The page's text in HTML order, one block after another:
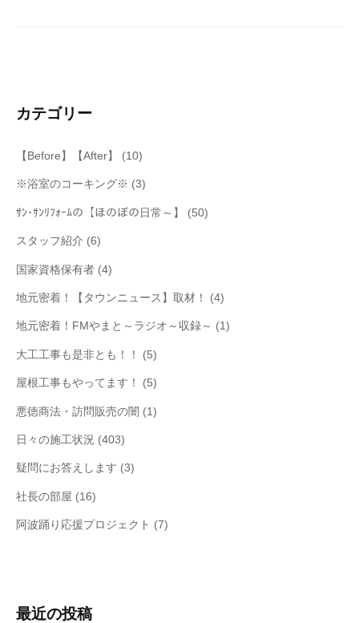
カテゴリー
【Before】【After】 (10)
※浴室のコーキング※ (3)
ｻﾝ･ｻﾝﾘﾌｫｰﾑの【ほのぼの日常～】 (50)
スタッフ紹介 (6)
国家資格保有者 (4)
地元密着！【タウンニュース】取材！ (4)
地元密着！FMやまと～ラジオ～収録～ (1)
大工工事も是非とも！！ (5)
屋根工事もやってます！ (5)
悪徳商法・訪問販売の闇 (1)
日々の施工状況 (403)
疑問にお答えします (3)
社長の部屋 (16)
阿波踊り応援プロジェクト (7)
最近の投稿